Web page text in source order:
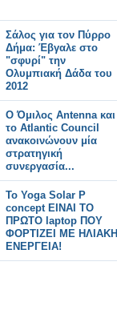
Σάλος για τον Πύρρο
Δήμα: Έβγαλε στο
"σφυρί" την
Ολυμπιακή Δάδα του
2012
Ο Όμιλος Antenna και
το Atlantic Council
ανακοινώνουν μία
στρατηγική
συνεργασία...
Το Yoga Solar P
concept ΕΙΝΑΙ ΤΟ
ΠΡΩΤΟ laptop ΠΟΥ
ΦΟΡΤΙΖΕΙ ΜΕ ΗΛΙΑΚΗ
ΕΝΕΡΓΕΙΑ!